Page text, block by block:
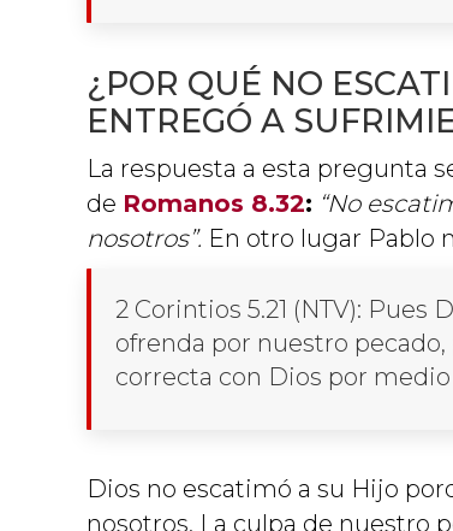
¿POR QUÉ NO
ENTREGÓ A
La respuesta a esta pregunta
de Romanos 8.32: “No
nosotros”. En otro lugar Pablo
2 Corintios 5.21 (NTV): Pues
ofrenda por nuestro
correcta con Dios por
Dios no escatimó a su Hijo
nosotros. La culpa de nuestro